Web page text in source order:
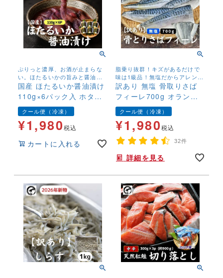
ぷりっと濃厚、お酒が止まらな
い。ほたるいかの旨みと醤油の
コクが口いっぱいに広がりま
す。
国産 ほたるいか醤油漬け
110g×6パック入 ホタル
イカ 珍味 生食可 酒の肴
冷凍
クール便（冷凍）
¥1,980税込
カートに入れる
脂乗り抜群！キズがあるだけで
味は1級品！無塩だからアレンジ
が豊富！さらに骨取りだからお
子様にも安心！
訳あり 無塩 骨取りさば
フィーレ700g オランダ
産 ベトナム産 フェロー
諸島 イギリス産 鯖 サバ
キズ有 傷 塩なし お弁当
ほねとり
クール便（冷凍）
¥1,980税込
32件
詳細を見る